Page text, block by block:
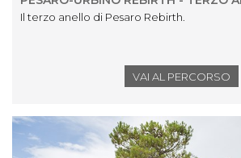
Il terzo anello di Pesaro Rebirth.
VAI AL PERCORSO